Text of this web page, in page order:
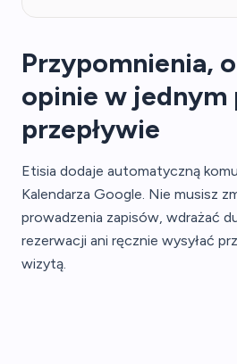
Przypomnienia,
opinie w
przepływie
Etisia dodaje automatyczną
Kalendarza Google. Nie musisz
prowadzenia zapisów, wdrażać
rezerwacji ani ręcznie wysyłać
wizytą.